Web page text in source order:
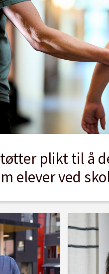
plikt til å
elever ved